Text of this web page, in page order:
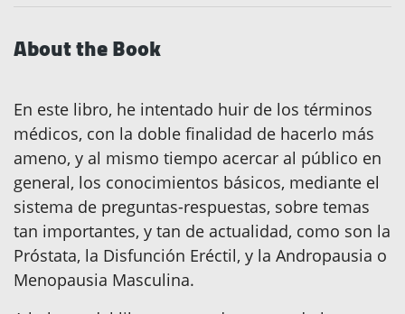
About the Book
En este libro, he intentado huir de los términos
médicos, con la doble finalidad de hacerlo más
ameno, y al mismo tiempo acercar al público en
general, los conocimientos básicos, mediante el
sistema de preguntas-respuestas, sobre temas
tan importantes, y tan de actualidad, como son la
Próstata, la Disfunción Eréctil, y la Andropausia o
Menopausia Masculina.